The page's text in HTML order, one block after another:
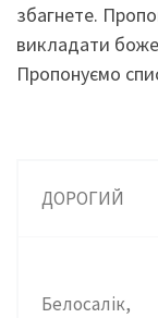
збагнете.
викладати
Пропонуємо
ДОРОГИЙ
Белосалік,